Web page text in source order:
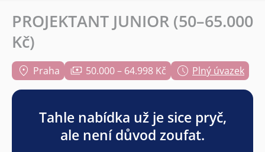
PROJEKTANT JUNIOR (50–65.000
Kč)
Praha 50.000 – 64.998 Kč Plný úvazek
Tahle nabídka už je sice pryč,
ale není důvod zoufat.